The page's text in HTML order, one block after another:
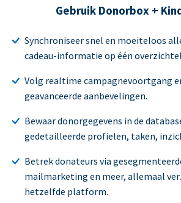
Gebruik Donorbox +
Synchroniseer snel en moeiteloos
cadeau-informatie op één
Volg realtime campagnevoortgang
geavanceerde aanbevelingen.
Bewaar donorgegevens in de
gedetailleerde profielen, taken,
Betrek donateurs via
mailmarketing en meer, allemaal
hetzelfde platform.